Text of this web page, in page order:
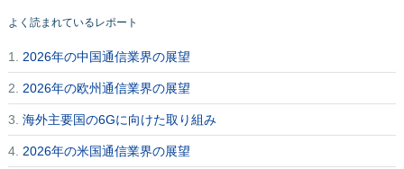
よく読まれているレポート
1. 2026年の中国通信業界の展望
2. 2026年の欧州通信業界の展望
3. 海外主要国の6Gに向けた取り組み
4. 2026年の米国通信業界の展望